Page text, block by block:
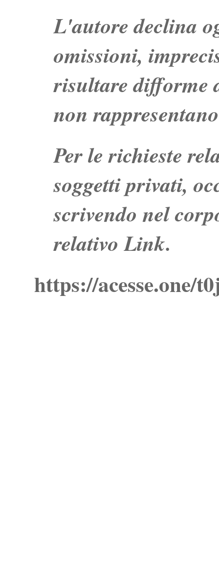
L'autore declina
omissioni,
risultare difforme
non
Per le richieste
soggetti privati,
scrivendo nel
relativo Link.
https://acesse.one/